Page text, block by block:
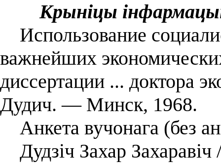
Крыніцы
Использование
важнейших
диссертации ... доктора
Дудич. — Минск, 1968.
Анкета вучонага (без
Дудзіч Захар